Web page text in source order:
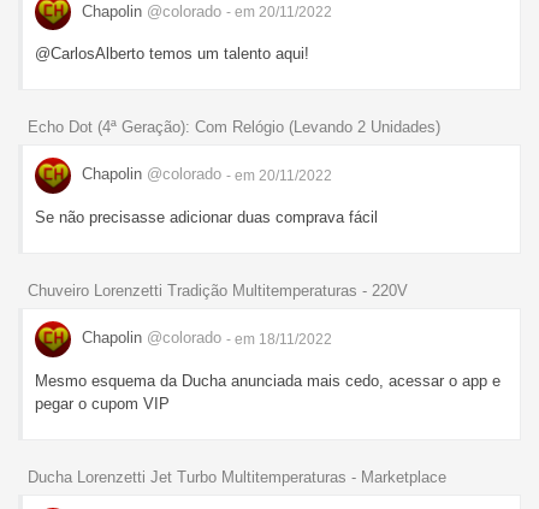
Chapolin @colorado - em 20/11/2022
@CarlosAlberto temos um talento aqui!
Echo Dot (4ª Geração): Com Relógio (Levando 2 Unidades)
Chapolin @colorado - em 20/11/2022
Se não precisasse adicionar duas comprava fácil
Chuveiro Lorenzetti Tradição Multitemperaturas - 220V
Chapolin @colorado - em 18/11/2022
Mesmo esquema da Ducha anunciada mais cedo, acessar o app e
pegar o cupom VIP
Ducha Lorenzetti Jet Turbo Multitemperaturas - Marketplace